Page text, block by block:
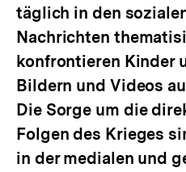
täglich in den
Nachrichten
konfrontieren Kinder
Bildern und Videos
Die Sorge um die
Folgen des Krieges
in der medialen und